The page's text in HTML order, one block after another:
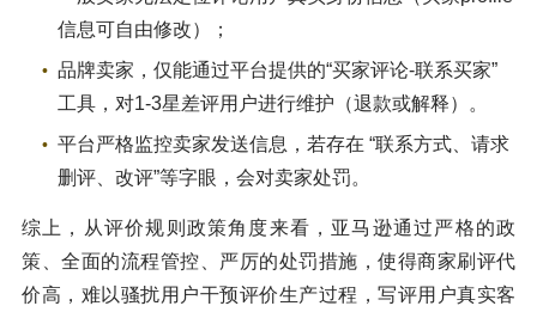
信息可自由修改）；
品牌卖家，仅能通过平台提供的“买家评论-联系买家”
工具，对1-3星差评用户进行维护（退款或解释）。
平台严格监控卖家发送信息，若存在 “联系方式、请求
删评、改评”等字眼，会对卖家处罚。
综上，从评价规则政策角度来看，亚马逊通过严格的政
策、全面的流程管控、严厉的处罚措施，使得商家刷评代
价高，难以骚扰用户干预评价生产过程，写评用户真实客